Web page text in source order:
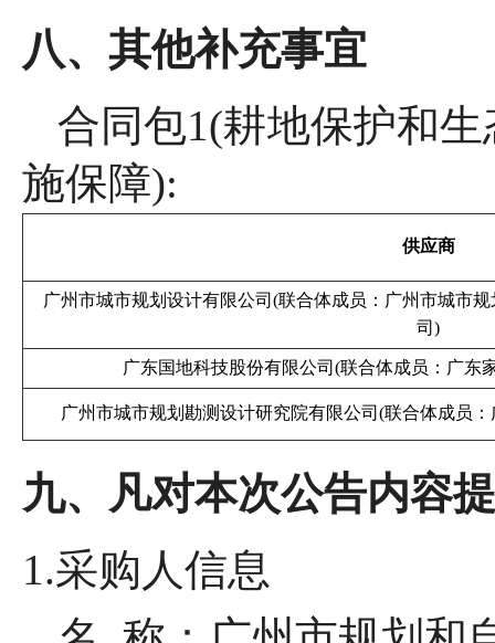
八、其他补充事宜
合同包1(耕地保护和
施保障):
供应商
广州市城市规划设计有限公司 (联合体成员：广州市城市
司)
广东国地科技股份有限公司 (联合体成员：广东
广州市城市规划勘测设计研究院有限公司 (联合体成员
九、凡对本次公告内容
1.采购人信息